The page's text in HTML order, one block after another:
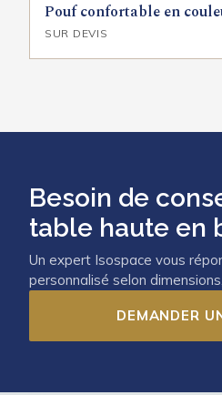
Pouf confortable en
SUR DEVIS
Besoin de
table haute en
Un expert Isospace vous
personnalisé selon
DEMANDER